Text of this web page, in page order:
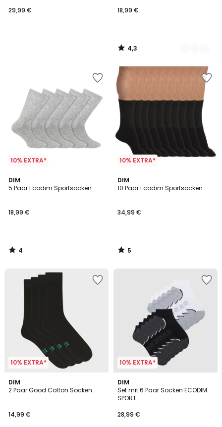
29,99 €
18,99 €
4,3
/
10% EXTRA*
DIM
5 Paar Ecodim Sportsocken
18,99 €
4
/
4
/
10% EXTRA*
DIM
10 Paar Ecodim Sportsocken
34,99 €
5
/
5
/
10% EXTRA*
DIM
2 Paar Good Cotton Socken
14,99 €
4
/
10% EXTRA*
DIM
Set mit 6 Paar Socken ECODIM
SPORT
28,99 €
3
/
5